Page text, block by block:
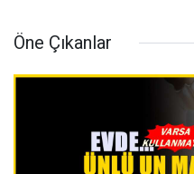
Öne Çıkanlar